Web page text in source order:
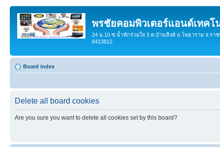
พรชัยคอมพิวเตอร์แอนด์เทคโ
24 ม.10 ซ.น้ำหักร่วมใจ 3 ต.บ้านสิงห์ อ.โพธาราม จ.รา
8413812
Board index
Delete all board cookies
Are you sure you want to delete all cookies set by this board?